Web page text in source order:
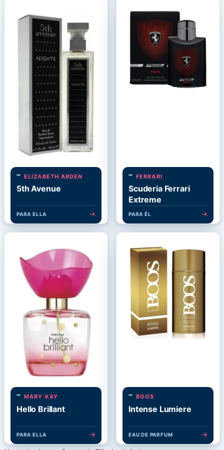
ELIZABETH ARDEN
5th Avenue
PARA ELLA →
FERRARI
Scuderia Ferrari
Extreme
PARA ÉL →
MARY KAY
Hello Brillant
PARA ELLA →
BOOS
Intense Lumiere
EAU DE PARFUM →